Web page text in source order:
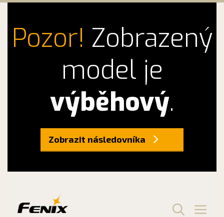
Pozor! Zobrazený
model je
výběhový.
Zobrazit následovníka
Menu